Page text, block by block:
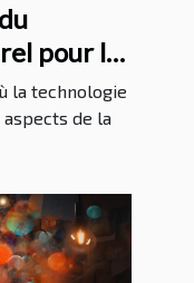
pour les
la technologie
de la